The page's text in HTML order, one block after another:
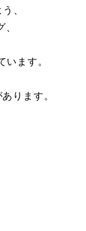
、
います。
ります。